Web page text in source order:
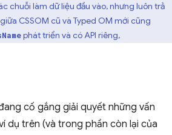
chuỗi làm dữ liệu đầu vào, nhưng luôn trả
CSSOM cũ và Typed OM mới cũng
phát triển và có API riêng,
cố gắng giải quyết những vấn
dụ trên (và trong phần còn lại của